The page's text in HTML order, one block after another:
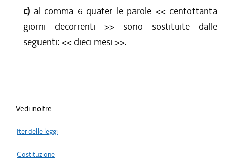
c) al comma 6 quater le parole << centottanta
giorni decorrenti >> sono sostituite dalle
seguenti: << dieci mesi >>.
Vedi inoltre
Iter delle leggi
Costituzione